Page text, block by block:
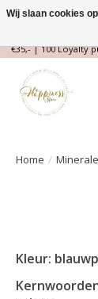
Magische
€35,- | 100 Loyalty
Home /
Kleur:
Wij slaan cookies